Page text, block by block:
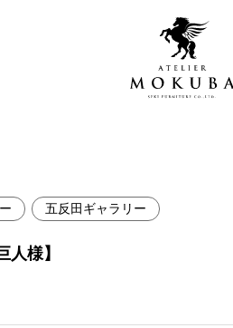
プレミアムギャラリー
五反田ギャラリー
様】